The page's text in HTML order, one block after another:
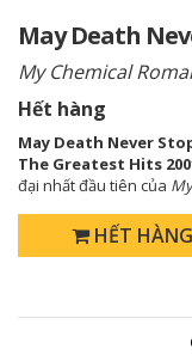
May Death
My Chemical
Hết hàng
May Death Never
The Greatest Hits
đại nhất đầu tiên của
HẾT HÀNG